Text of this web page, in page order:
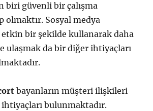
biri güvenli bir çalışma
olmaktır. Sosyal medya
etkin bir şekilde kullanarak daha
ulaşmak da bir diğer ihtiyaçları
bayanların müşteri ilişkileri
bulunmaktadır.